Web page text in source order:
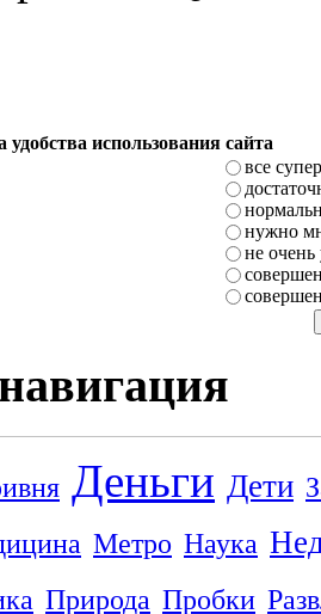
использования сайта
все супер
нужно
не очень
Деньги Дети
Метро Наука
Природа Пробки